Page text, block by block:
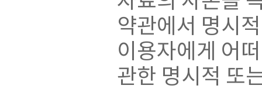
약관에서 명시
이용자에게 어
관한 명시적 또